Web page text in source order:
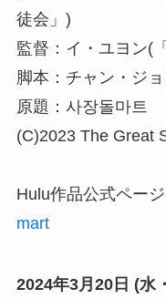
徒会」)
監督：イ・ユヨン(
脚本：チャン・ジ
原題：사장돌마트
(C)2023 The Great
Hulu作品公式ページ
mart
2024年3月20日 (水